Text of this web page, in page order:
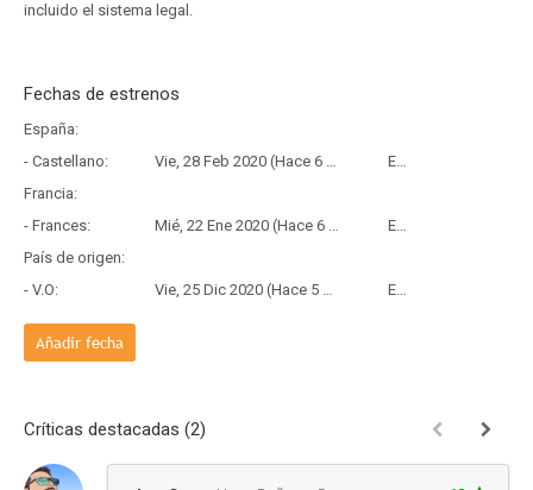
incluido el sistema legal.
Fechas de estrenos
España:
- Castellano:
Vie, 28 Feb 2020 (Hace 6 años y 5 meses)
Estreno
Francia:
- Frances:
Mié, 22 Ene 2020 (Hace 6 años y 6 meses)
Estreno
País de origen:
- V.O:
Vie, 25 Dic 2020 (Hace 5 años y 7 meses) Estreno
Añadir fecha
Críticas destacadas (2)